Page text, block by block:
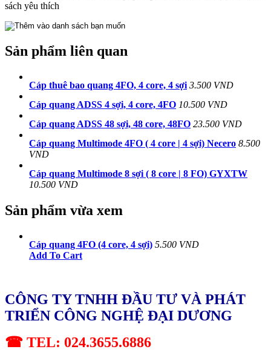
sách yêu thích
Sản phẩm liên quan
Cáp thuê bao quang 4FO, 4 core, 4 sợi 3.500 VND
Cáp quang ADSS 4 sợi, 4 core, 4FO 10.500 VND
Cáp quang ADSS 48 sợi, 48 core, 48FO 23.500 VND
Cáp quang Multimode 4FO ( 4 core | 4 sợi) Necero 8.500
VND
Cáp quang Multimode 8 sợi ( 8 core | 8 FO) GYXTW
10.500 VND
Sản phẩm vừa xem
Cáp quang 4FO (4 core, 4 sợi) 5.500 VND
Add To Cart
CÔNG TY TNHH ĐẦU TƯ VÀ PHÁT
TRIỂN CÔNG NGHỆ ĐẠI DƯƠNG
☎ TEL: 024.3655.6886